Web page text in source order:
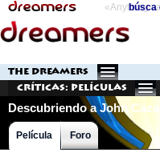
«Anything
búsca
THE DREAMERS
Críticas: Películas
Descubriendo a John
Película Foro